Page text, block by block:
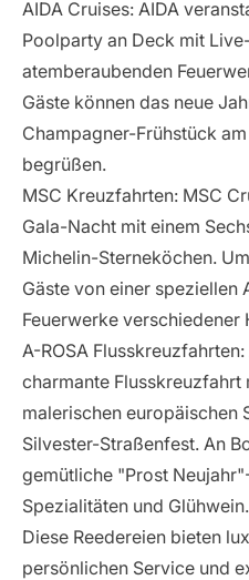
AIDA Cruises: AIDA
Poolparty an Deck mit
atemberaubenden
Gäste können das neue
Champagner-Frühstück
begrüßen.
MSC Kreuzfahrten: MSC
Gala-Nacht mit einem
Michelin-Sterneköchen.
Gäste von einer
Feuerwerke
A-ROSA Flusskreuzfahrten
charmante Flusskreuzfahrt
malerischen europäischen
Silvester-Straßenfest. An
gemütliche "Prost
Spezialitäten und Glühwein.
Diese Reedereien bieten
persönlichen Service und